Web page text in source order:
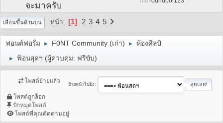
จะมาครับ
เลื่อนขึ้นด้านบน หน้า 1 2 3 4 5
ฟอนต์ฟอรั่ม ► F0NT Community (เก่า) ► ห้องศิลป์
► ฟ้อนสุดฯ (ผู้ควบคุม: ฟรีขับ)
ย้ายหน้าไปยัง
โพสต์ย้ายแล้ว
โพสต์ถูกล็อก
ปักหมุดโพสต์
โพสต์ที่คุณติดตามอยู่